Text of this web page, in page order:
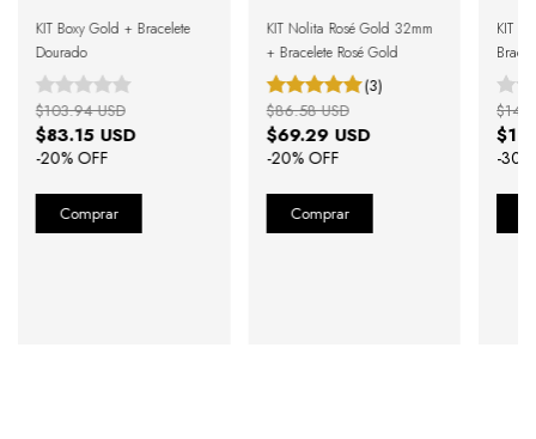
KIT Boxy Gold + Bracelete
Dourado
$83.15 USD
-20% OFF
$103.94 USD
KIT Nolita Rosé Gold 32mm
+ Bracelete Rosé Gold
(3)
$69.29 USD
-20% OFF
$86.58 USD
KIT
-30